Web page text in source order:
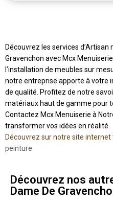
Découvrez les services
Gravenchon avec Mcx
l’installation de meubles sur
notre entreprise apporte à votre
de qualité. Profitez de notre
matériaux haut de gamme pour
Contactez Mcx Menuiserie à
transformer vos idées en réalité.
Découvrez sur notre site internet
peinture
Découvrez nos
Dame De